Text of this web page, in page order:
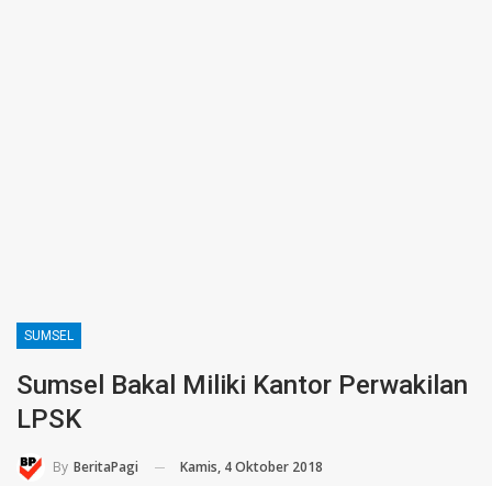
SUMSEL
Sumsel Bakal Miliki Kantor Perwakilan
LPSK
By BeritaPagi Kamis, 4 Oktober 2018